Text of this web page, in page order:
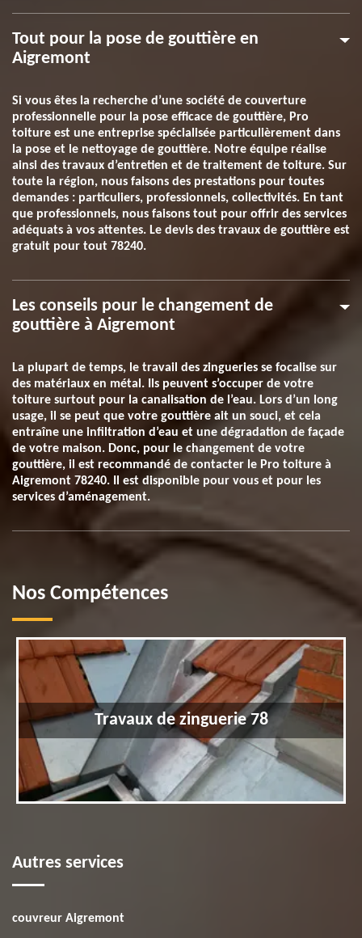
Tout pour la pose de gouttière en
Aigremont
Si vous êtes la recherche d’une société de couverture
professionnelle pour la pose efficace de gouttière, Pro
toiture est une entreprise spécialisée particulièrement dans
la pose et le nettoyage de gouttière. Notre équipe réalise
ainsi des travaux d’entretien et de traitement de toiture. Sur
toute la région, nous faisons des prestations pour toutes
demandes : particuliers, professionnels, collectivités. En tant
que professionnels, nous faisons tout pour offrir des services
adéquats à vos attentes. Le devis des travaux de gouttière est
gratuit pour tout 78240.
Les conseils pour le changement de
gouttière à Aigremont
La plupart de temps, le travail des zingueries se focalise sur
des matériaux en métal. Ils peuvent s’occuper de votre
toiture surtout pour la canalisation de l’eau. Lors d’un long
usage, il se peut que votre gouttière ait un souci, et cela
entraîne une infiltration d’eau et une dégradation de façade
de votre maison. Donc, pour le changement de votre
gouttière, il est recommandé de contacter le Pro toiture à
Aigremont 78240. Il est disponible pour vous et pour les
services d’aménagement.
Nos Compétences
Travaux de zinguerie 78
Autres services
couvreur Aigremont